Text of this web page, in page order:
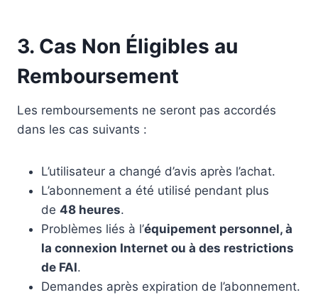
3. Cas Non Éligibles au
Remboursement
Les remboursements ne seront pas accordés
dans les cas suivants :
L’utilisateur a changé d’avis après l’achat.
L’abonnement a été utilisé pendant plus
de 48 heures.
Problèmes liés à l’équipement personnel, à
la connexion Internet ou à des restrictions
de FAI.
Demandes après expiration de l’abonnement.